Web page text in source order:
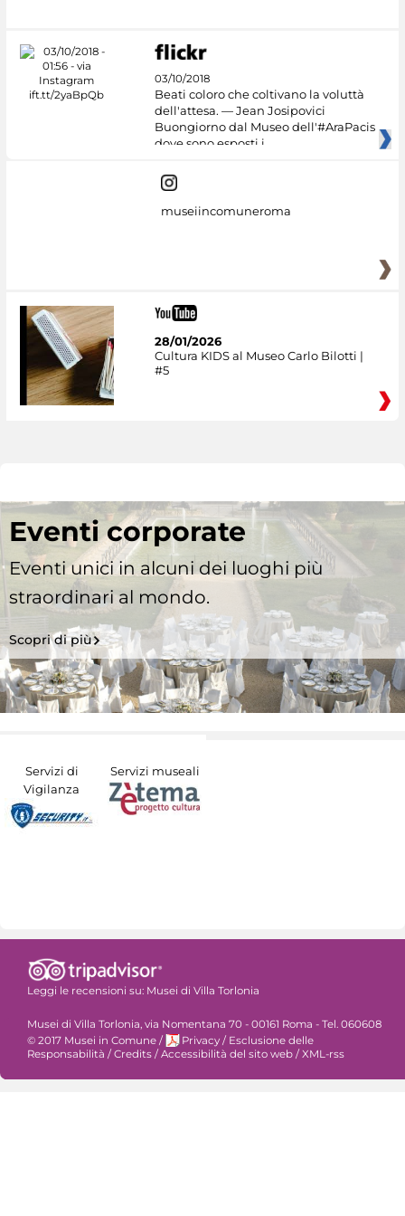
03/10/2018
Beati coloro che coltivano la voluttà
dell'attesa. — Jean Josipovici
Buongiorno dal Museo dell'#AraPacis
dove sono esposti i
museiincomuneroma
28/01/2026
Cultura KIDS al Museo Carlo Bilotti |
#5
Eventi corporate
Eventi unici in alcuni dei luoghi più
straordinari al mondo.
Scopri di più
Servizi di
Vigilanza
Servizi museali
Leggi le recensioni su: Musei di Villa Torlonia
Musei di Villa Torlonia, via Nomentana 70 - 00161 Roma - Tel. 060608
© 2017 Musei in Comune / Privacy / Esclusione delle
Responsabilità /Credits /Accessibilità del sito web /XML-rss